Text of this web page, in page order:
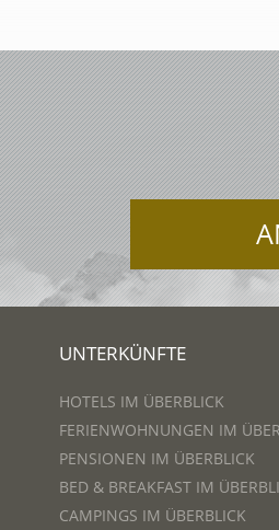
UNTERKÜNFTE
HOTELS IM ÜBERBLICK
FERIENWOHNUNGEN IM
PENSIONEN IM ÜBERBLICK
BED & BREAKFAST IM
CAMPINGS IM ÜBERBLICK